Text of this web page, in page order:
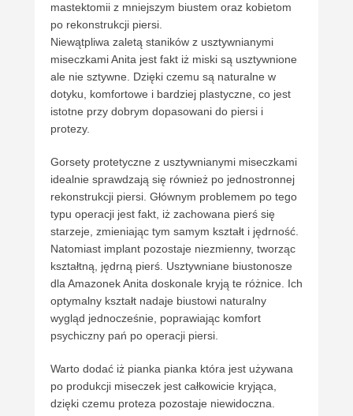
mastektomii z mniejszym biustem oraz kobietom
po rekonstrukcji piersi.
Niewątpliwa zaletą staników z usztywnianymi
miseczkami Anita jest fakt iż miski są usztywnione
ale nie sztywne. Dzięki czemu są naturalne w
dotyku, komfortowe i bardziej plastyczne, co jest
istotne przy dobrym dopasowani do piersi i
protezy.
Gorsety protetyczne z usztywnianymi miseczkami
idealnie sprawdzają się również po jednostronnej
rekonstrukcji piersi. Głównym problemem po tego
typu operacji jest fakt, iż zachowana pierś się
starzeje, zmieniając tym samym kształt i jędrność.
Natomiast implant pozostaje niezmienny, tworząc
kształtną, jędrną pierś. Usztywniane biustonosze
dla Amazonek Anita doskonale kryją te różnice. Ich
optymalny kształt nadaje biustowi naturalny
wygląd jednocześnie, poprawiając komfort
psychiczny pań po operacji piersi.
Warto dodać iż pianka pianka która jest używana
po produkcji miseczek jest całkowicie kryjąca,
dzięki czemu proteza pozostaje niewidoczna.